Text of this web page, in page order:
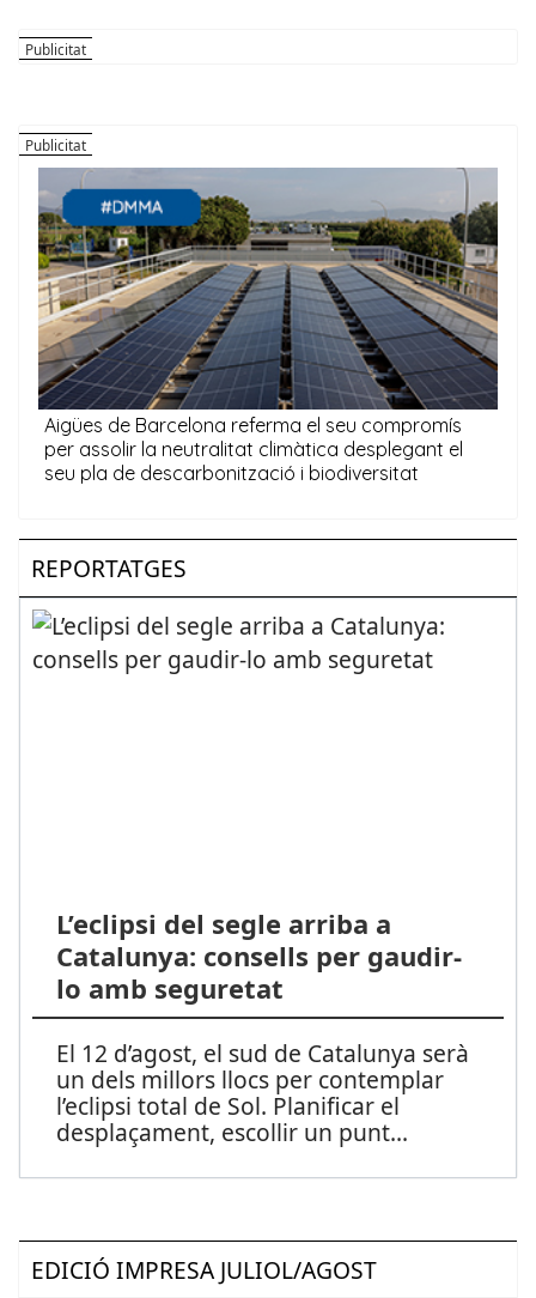
REPORTATGES
L’eclipsi del segle arriba a
Catalunya: consells per gaudir-
lo amb seguretat
El 12 d’agost, el sud de Catalunya serà
un dels millors llocs per contemplar
l’eclipsi total de Sol. Planificar el
desplaçament, escollir un punt...
EDICIÓ IMPRESA JULIOL/AGOST